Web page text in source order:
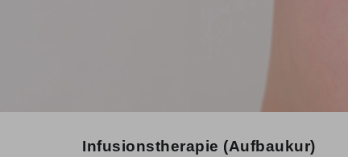
Infusionstherapie (Aufbaukur)